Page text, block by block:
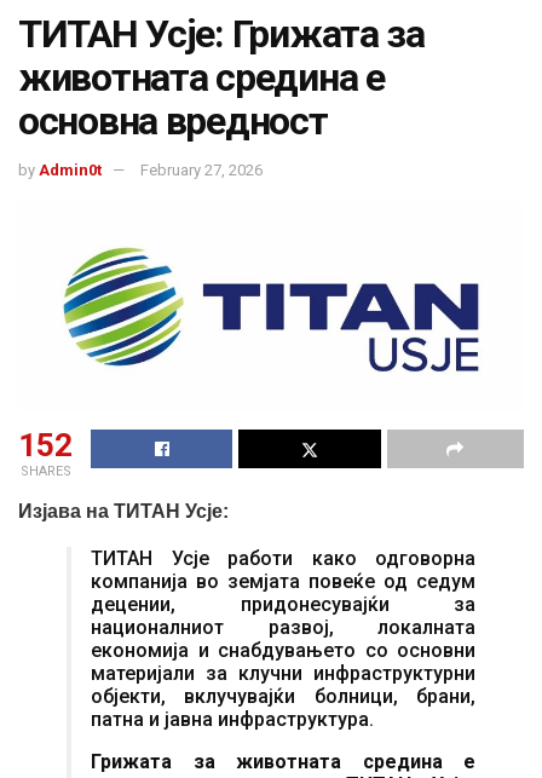
ТИТАН Усје: Грижата за
животната средина е
основна вредност
by Admin0t February 27, 2026
152
SHARES
Изјава на ТИТАН Усје:
ТИТАН Усје работи како одговорна
компанија во земјата повеќе од седум
децении, придонесувајќи за
националниот развој, локалната
економија и снабдувањето со основни
материјали за клучни инфраструктурни
објекти, вклучувајќи болници, брани,
патна и јавна инфраструктура.
Грижата за животната средина е